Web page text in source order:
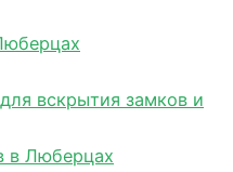
вскрытия замков и
в Люберцах